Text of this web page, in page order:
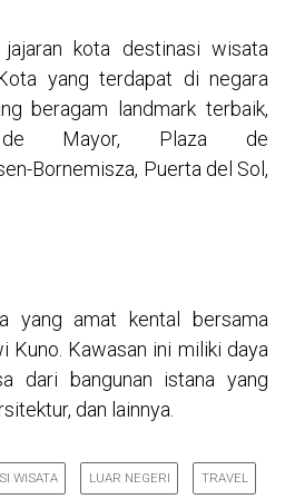
kota destinasi wisata
yang terdapat di negara
beragam landmark terbaik,
de Mayor, Plaza de
Bornemisza, Puerta del Sol,
yang amat kental bersama
Kuno. Kawasan ini miliki daya
dari bangunan istana yang
dan lainnya.
WISATA LUAR NEGERI TRAVEL